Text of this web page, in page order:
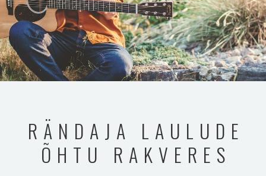
RÄNDAJA LAULUDE
ÕHTU RAKVERES